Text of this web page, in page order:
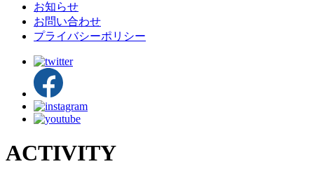
お知らせ
お問い合わせ
プライバシーポリシー
ACTIVITY